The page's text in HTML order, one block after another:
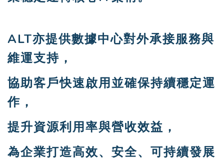
ALT亦提供數據中心對外承接服務與
維運支持，
協助客戶快速啟用並確保持續穩定運
作，
提升資源利用率與營收效益，
為企業打造高效、安全、可持續發展